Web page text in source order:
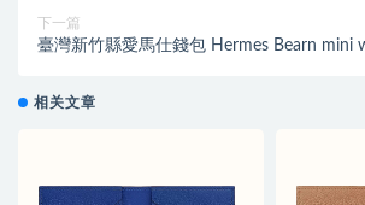
下一篇
臺灣新竹縣愛馬仕錢包 Hermes Bearn mini
相关文章